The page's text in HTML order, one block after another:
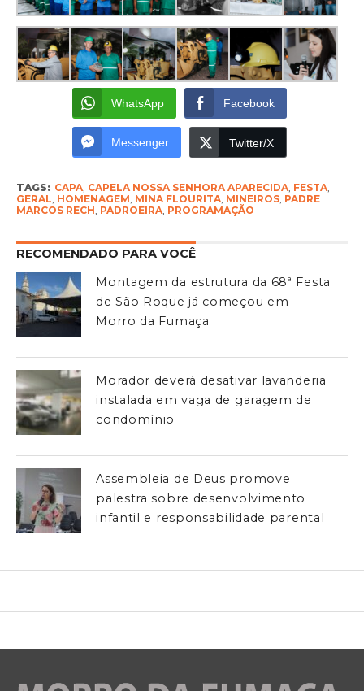
WhatsApp Facebook
Messenger Twitter/X
TAGS: CAPA, CAPELA NOSSA SENHORA APARECIDA, FESTA,
GERAL, HOMENAGEM, MINA FLOURITA, MINEIROS, PADRE
MARCOS RECH, PADROEIRA, PROGRAMAÇÃO
RECOMENDADO PARA VOCÊ
Montagem da estrutura da 68ª Festa
de São Roque já começou em
Morro da Fumaça
Morador deverá desativar lavanderia
instalada em vaga de garagem de
condomínio
Assembleia de Deus promove
palestra sobre desenvolvimento
infantil e responsabilidade parental